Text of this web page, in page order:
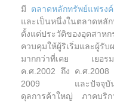
มี ตลาดหลักทรัพย์แฟรงค์
และเป็นหนึ่งในตลาดหลั
ตั้งแต่ประวัติของอุตสาหก
ควบคุมให้ผู้ริเริ่มและผู้รั
มากกว่าที่เคย เยอรม
ค.ศ.2002 ถึง ค.ศ.2008
2009 และปัจจุบันผู้ส่
ดุลการค้าใหญ่ ภาคบ